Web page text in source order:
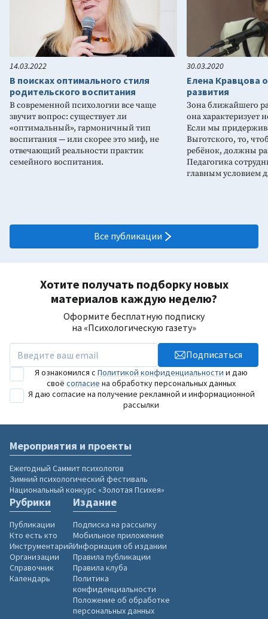
14.03.2022
В поисках оптимального стиля
родительского воспитания
В современной психологии все чаще
звучит вопрос: существует ли
«оптимальный», гармоничный тип
воспитания — или скорее это миф, не
отвечающий реальности практик
семейного воспитания.
30.03.2020
Елена Кравцова
развития
Зона ближайшего
она характеризует
Если мы
Выготского, то,
ребёнок, должны
Педагогика
главным условием
Все публикации
Хотите получать подборку новых
материалов каждую неделю?
Оформите бесплатную подписку
на «Психологическую газету»
Подписаться
Я ознакомился с Политикой конфиденциальности и даю
своё согласие на обработку персональных данных
Я даю согласие на получение рекламной и информационной
рассылки
Мероприятия и проекты
Ежегодный Саммит психологов
Зимний психологический фестиваль
Национальный конкурс «Золотая Психея»
Рубрики
Публикации
Кто есть кто
Инструментарий
Организации
Справочник
Календарь
Издание
Подписка на рассылку
Мобильное приложение
Информация об издании
Правила публикации
Правила клуба
Политика
конфиденциальности
Положение об обработке
персональных данных